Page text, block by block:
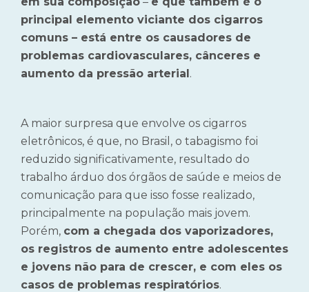
principal elemento viciante dos cigarros
comuns – está entre os causadores de
problemas cardiovasculares, cânceres e
aumento da pressão arterial.
A maior surpresa que envolve os cigarros
eletrônicos, é que, no Brasil, o tabagismo foi
reduzido significativamente, resultado do
trabalho árduo dos órgãos de saúde e meios de
comunicação para que isso fosse realizado,
principalmente na população mais jovem.
Porém, com a chegada dos vaporizadores,
os registros de aumento entre adolescentes
e jovens não para de crescer, e com eles os
casos de problemas respiratórios.